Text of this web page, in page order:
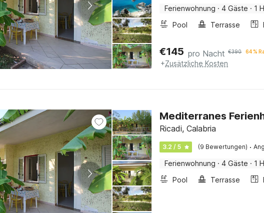
Ferienwohnung · 4 Gäste · 1
Pool
Terrasse
€145 pro Nacht €390 64 %
+Zusätzliche Kosten
Mediterranes
Ricadi, Calabria
3.2 / 5 (9 Bewertungen) ·
Ferienwohnung · 4 Gäste · 1
Pool
Terrasse